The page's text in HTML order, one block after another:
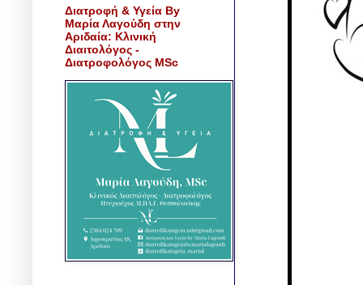
Διατροφή & Υγεία By
Μαρία Λαγούδη στην
Αριδαία: Κλινική
Διαιτολόγος -
Διατροφολόγος MSc